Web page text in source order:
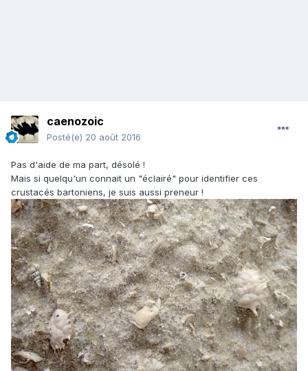
caenozoic
Posté(e) 20 août 2016
Pas d'aide de ma part, désolé !
Mais si quelqu'un connait un "éclairé" pour identifier ces
crustacés bartoniens, je suis aussi preneur !